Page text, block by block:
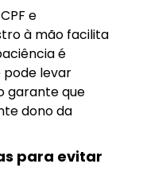
e
à mão facilita
é
pode levar
garante que
dono da
para evitar